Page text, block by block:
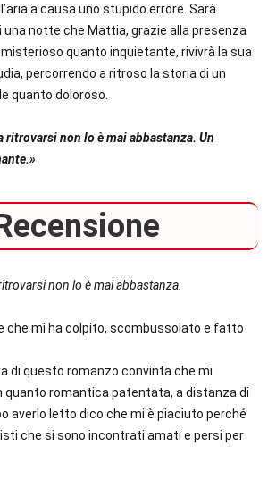
a causa uno stupido errore. Sarà
una notte che Mattia, grazie alla presenza
quanto inquietante, rivivrà la sua
percorrendo a ritroso la storia di un
quanto doloroso.
ritrovarsi non lo è mai abbastanza. Un
non lo è mai abbastanza.
che mi ha colpito, scombussolato e fatto
di questo romanzo convinta che mi
quanto romantica patentata, a distanza di
averlo letto dico che mi è piaciuto perché
che si sono incontrati amati e persi per